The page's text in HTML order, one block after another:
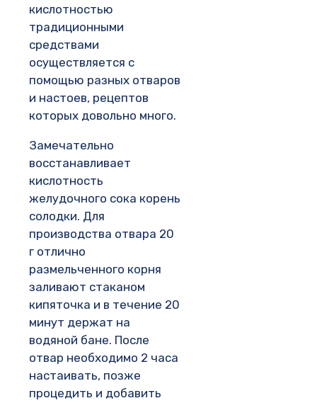
кислотностью
традиционными
средствами
осуществляется с
помощью разных отваров
и настоев, рецептов
которых довольно много.
Замечательно
восстанавливает
кислотность
желудочного сока корень
солодки. Для
производства отвара 20
г отлично
размельченного корня
заливают стаканом
кипяточка и в течение 20
минут держат на
водяной бане. После
отвар необходимо 2 часа
настаивать, позже
процедить и добавить